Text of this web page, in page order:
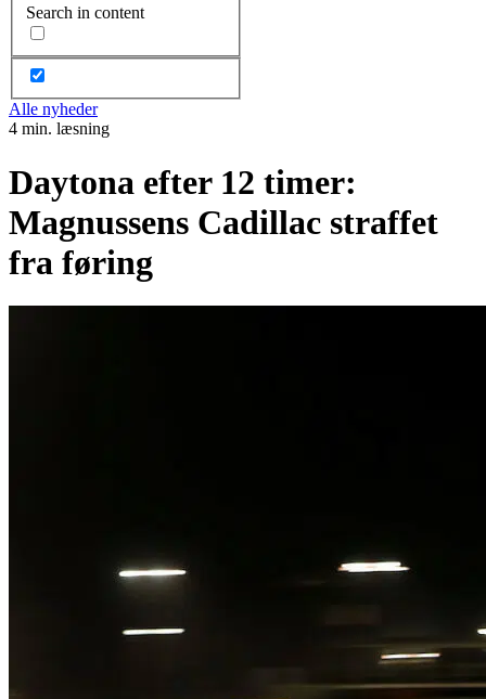
Search in content
Alle nyheder
4 min. læsning
Daytona efter 12 timer:
Magnussens Cadillac straffet
fra føring